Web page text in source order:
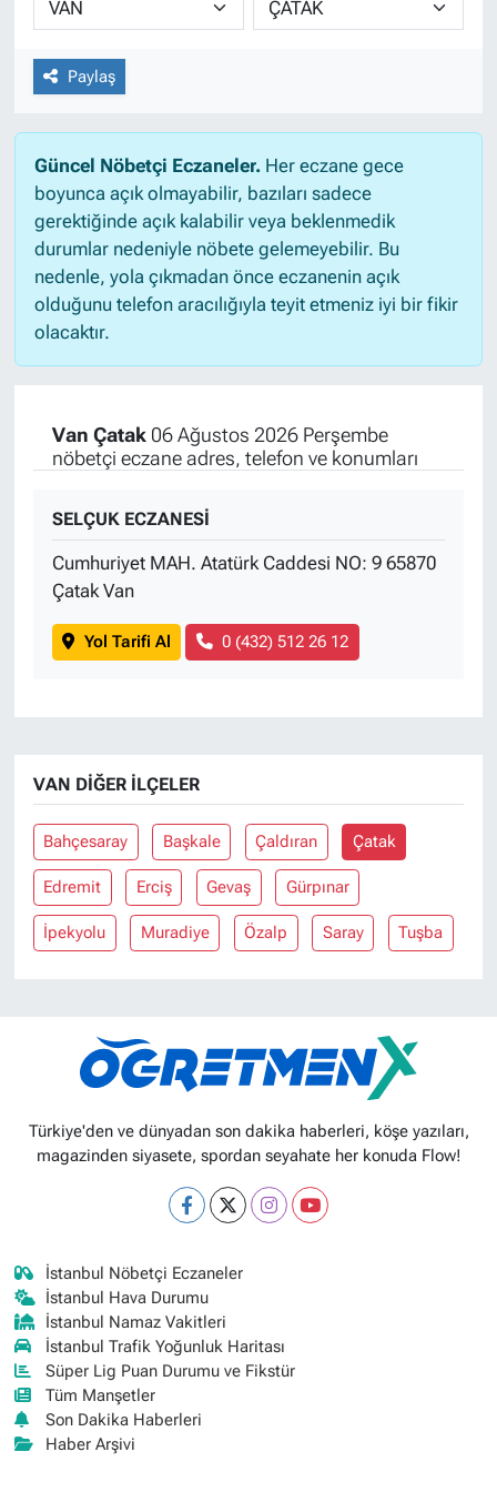
Paylaş
Güncel Nöbetçi Eczaneler.Her eczane gece
boyunca açık olmayabilir, bazıları sadece
gerektiğinde açık kalabilir veya beklenmedik
durumlar nedeniyle nöbete gelemeyebilir. Bu
nedenle, yola çıkmadan önce eczanenin açık
olduğunu telefon aracılığıyla teyit etmeniz iyi bir fikir
olacaktır.
Van Çatak06 Ağustos 2026 Perşembe
nöbetçi eczane adres, telefon ve konumları
SELÇUK ECZANESİ
Cumhuriyet MAH. Atatürk Caddesi NO: 9 65870
Çatak Van
Yol Tarifi Al 0 (432) 512 26 12
VAN DIĞER İLÇELER
Bahçesaray Başkale Çaldıran Çatak
Edremit Erciş Gevaş Gürpınar
İpekyolu Muradiye Özalp Saray Tuşba
Türkiye'den ve dünyadan son dakika haberleri, köşe yazıları,
magazinden siyasete, spordan seyahate her konuda Flow!
İstanbul Nöbetçi Eczaneler
İstanbul Hava Durumu
İstanbul Namaz Vakitleri
İstanbul Trafik Yoğunluk Haritası
Süper Lig Puan Durumu ve Fikstür
Tüm Manşetler
Son Dakika Haberleri
Haber Arşivi